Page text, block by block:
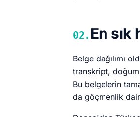
02. En
Belge dağılımı
transkript, doğum
Bu belgelerin
da göçmenlik